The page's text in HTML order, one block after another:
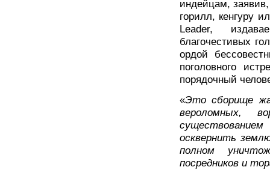
индейцам,
горилл, кенгуру
Leader,
благочестивых
ордой
поголовного
порядочный
«Это сборище
вероломных,
осквернить
полном
посредников и